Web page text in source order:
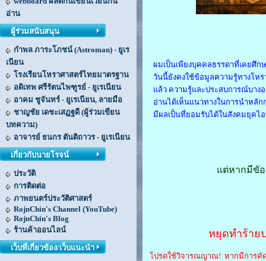
อ่าน
ผู้ร่วมสนับสนุน
กำพล ภาระโภชน์ (Astroman) - ยูเร
เนียน
โรงเรียนโหราศาสตร์ไทยมาตรฐาน
อดิเทพ ศรีรัตนไพฑูรย์ - ยูเรเนียน
อาคม ชูจันทร์ - ยูเรเนียน, ลายมือ
ชาญชัย เดชะเสฏฐดี (ผู้ร่วมเขียน
บทความ)
อาจารย์ ธนกร ตันติถาวร - ยูเรเนียน
เกี่ยวกับนายโรจน์
ประวัติ
การติดต่อ
ภาพยนตร์ประวัติศาสตร์
RojnChin's Channel (YouTube)
RojnChin's Blog
ร้านค้าออนไลน์
เว็บที่เกี่ยวข้อง/เว็บแนะนำ
ผมเป็นเพียงบุคคลธรรดาที่เคยศึก
วันนี้ยังคงใช้ข้อมูลความรู้ทางโห
แล้ว ความรู้และประสบการณ์บาง
อ่านได้เห็นแนวทางในการนำหลั
มีผลเป็นที่ยอมรับได้ในสังคมยุคไ
แต่หากมีขั
หยุดทำร้าย
โปรดใช้วิจารณญาณ! หากมีการคัด